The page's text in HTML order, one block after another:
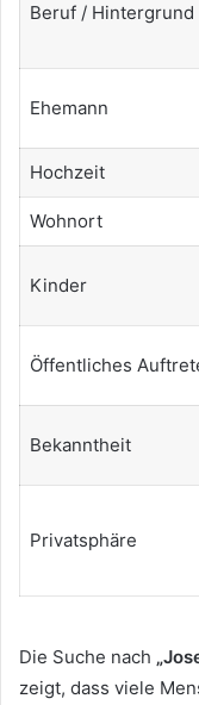
Beruf / Hintergrund
Ehemann
Hochzeit
Wohnort
Kinder
Öffentliches
Bekanntheit
Privatsphäre
Die Suche nach
zeigt, dass viele